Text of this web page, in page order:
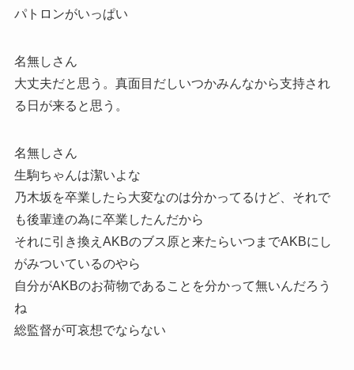
パトロンがいっぱい
名無しさん
大丈夫だと思う。真面目だしいつかみんなから支持され
る日が来ると思う。
名無しさん
生駒ちゃんは潔いよな
乃木坂を卒業したら大変なのは分かってるけど、それで
も後輩達の為に卒業したんだから
それに引き換えAKBのブス原と来たらいつまでAKBにし
がみついているのやら
自分がAKBのお荷物であることを分かって無いんだろう
ね
総監督が可哀想でならない